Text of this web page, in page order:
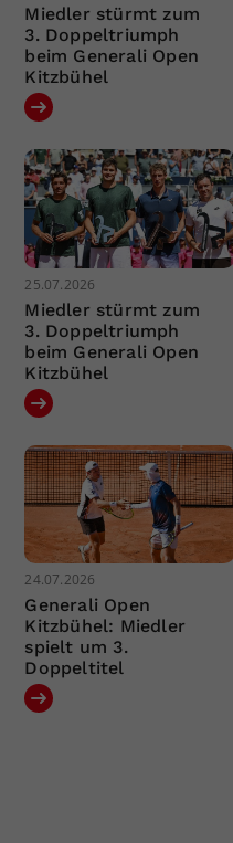
Miedler stürmt zum
3. Doppeltriumph
beim Generali Open
Kitzbühel
25.07.2026
Miedler stürmt zum
3. Doppeltriumph
beim Generali Open
Kitzbühel
24.07.2026
Generali Open
Kitzbühel: Miedler
spielt um 3.
Doppeltitel